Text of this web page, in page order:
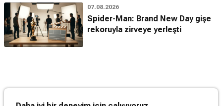
07.08.2026
Spider-Man: Brand New Day gişe
rekoruyla zirveye yerleşti